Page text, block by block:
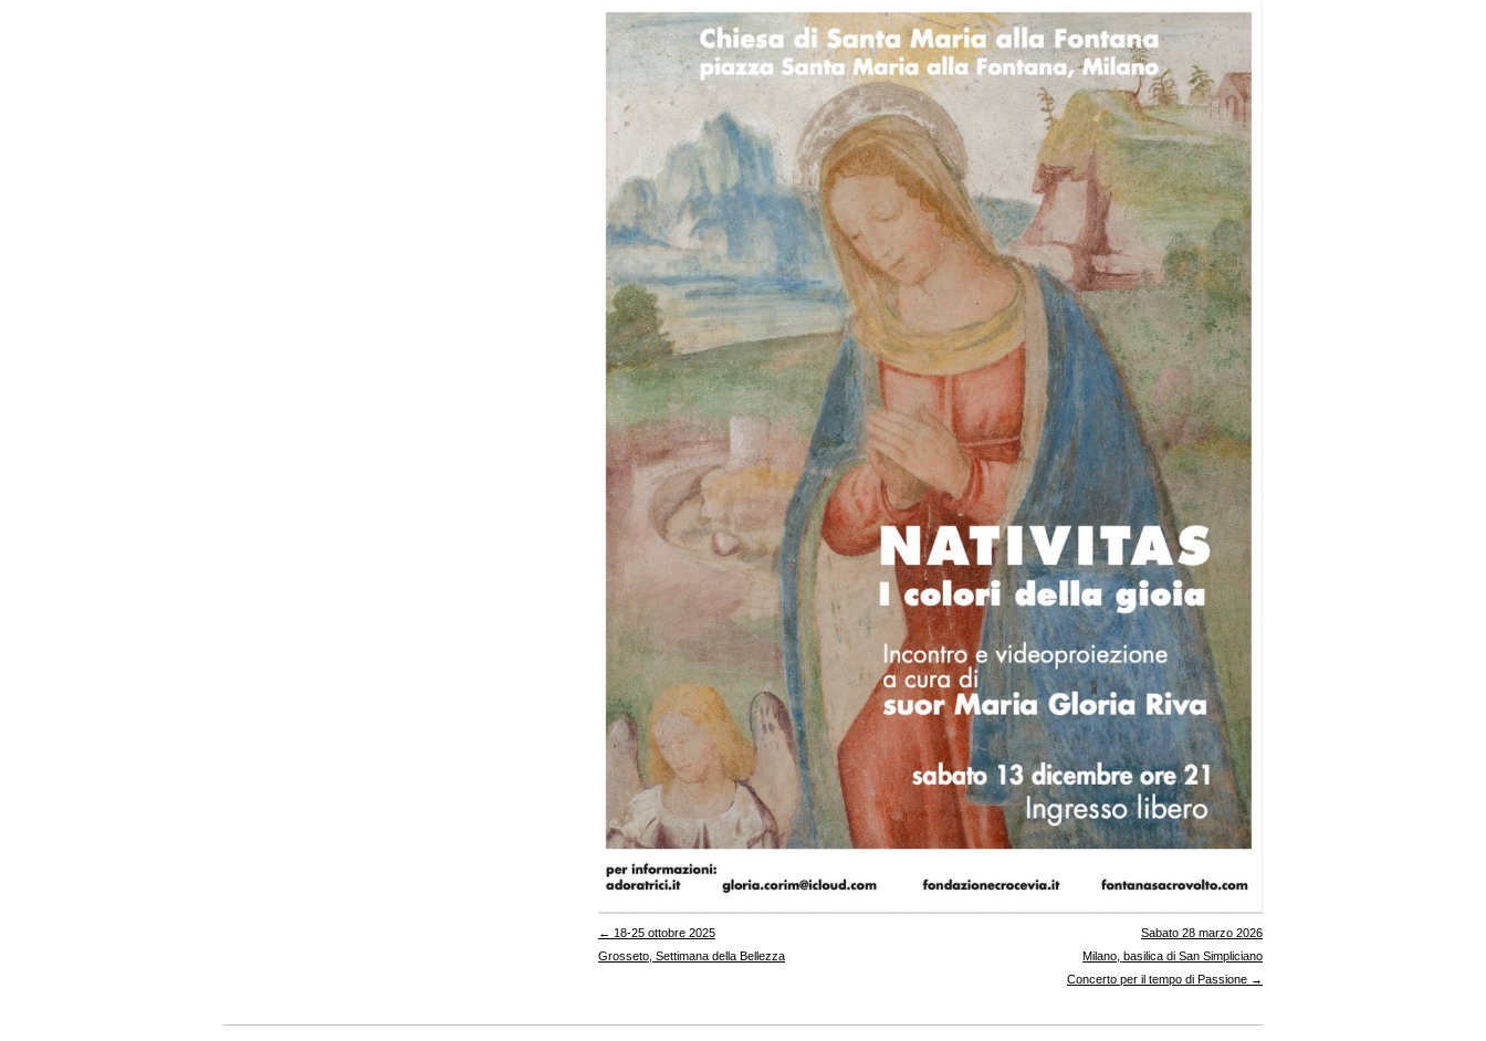
← 18-25 ottobre 2025
Grosseto, Settimana della Bellezza
Sabato 28 marzo 2026
Milano, basilica di San Simpliciano
Concerto per il tempo di Passione →